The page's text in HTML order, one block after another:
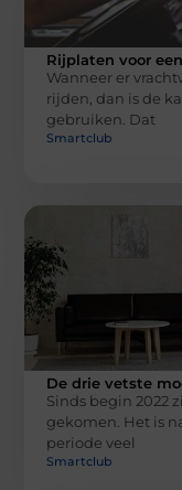
Rijplaten voor
Wanneer er
rijden, dan is de
gebruiken. Dat
Smartclub
De drie vetste
Sinds begin 2022
gekomen. Het is
periode veel
Smartclub